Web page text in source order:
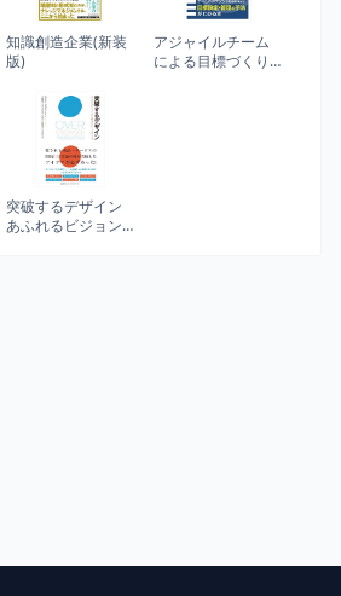
知識創造企業(新装
版)
アジャイルチーム
による目標づくり
突破するデザイン
あふれるビジョン